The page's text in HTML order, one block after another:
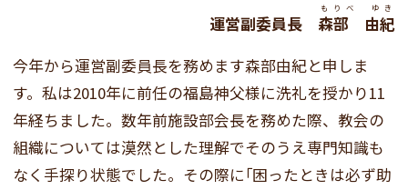
運営副委員長 森部 由紀
もりべ ゆき
今年から運営副委員長を務めます森部由紀と申しま
す。私は2010年に前任の福島神父様に洗礼を授かり11
年経ちました。数年前施設部会長を務めた際、教会の
組織については漠然とした理解でそのうえ専門知識も
なく手探り状態でした。その際に｢困ったときは必ず助